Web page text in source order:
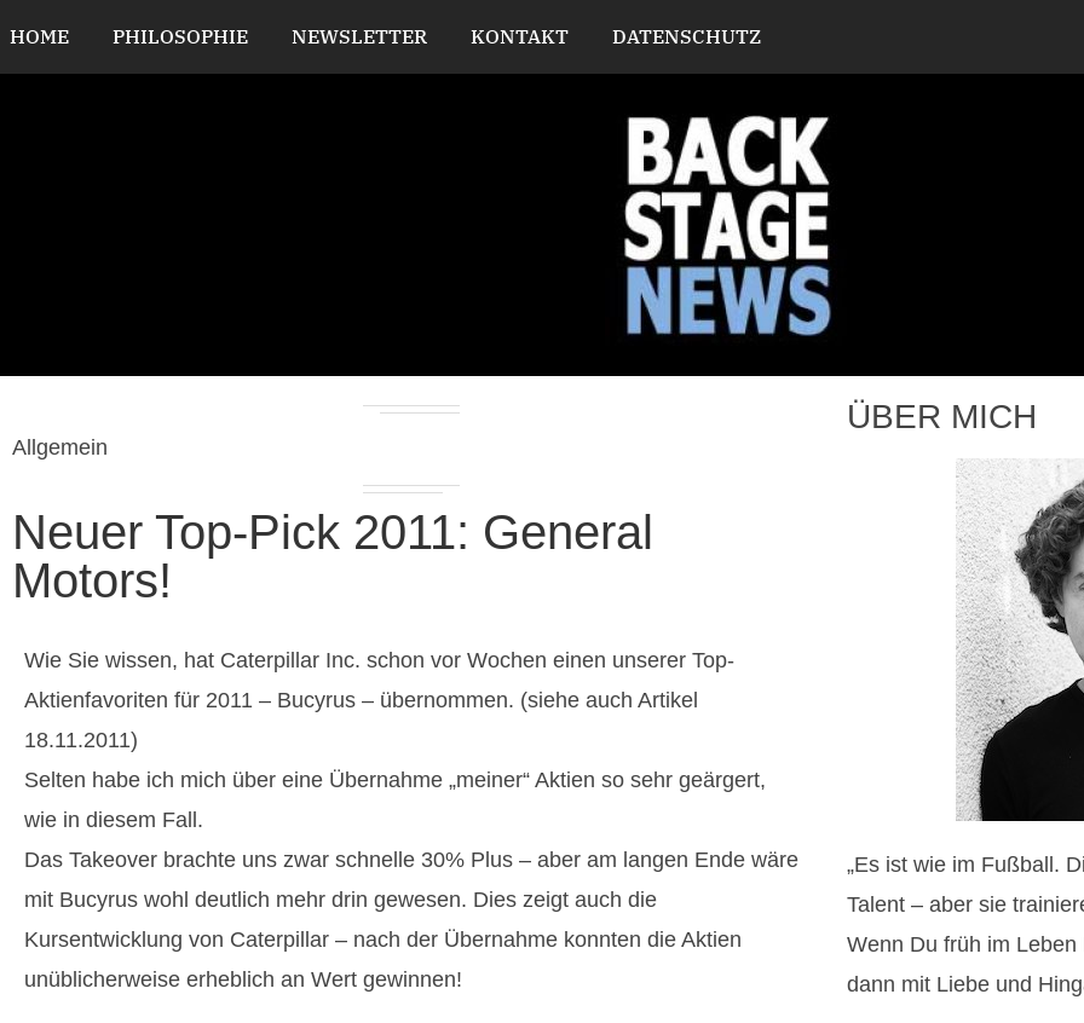
HOME PHILOSOPHIE NEWSLETTER KONTAKT DATENSCHUTZ
Allgemein
Neuer Top-Pick 2011: General
Motors!
Wie Sie wissen, hat Caterpillar Inc. schon vor Wochen einen unserer Top-
Aktienfavoriten für 2011 – Bucyrus – übernommen. (siehe auch Artikel
18.11.2011)
Selten habe ich mich über eine Übernahme „meiner“ Aktien so sehr geärgert,
wie in diesem Fall.
Das Takeover brachte uns zwar schnelle 30% Plus – aber am langen Ende wäre
mit Bucyrus wohl deutlich mehr drin gewesen. Dies zeigt auch die
Kursentwicklung von Caterpillar – nach der Übernahme konnten die Aktien
unüblicherweise erheblich an Wert gewinnen!
ÜBER MICH
„Es ist wie im Fußball.
Talent – aber sie
Wenn Du früh im
dann mit Liebe und